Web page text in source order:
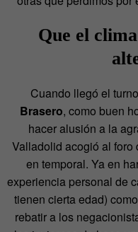
Que el
Cuando llegó el
Brasero, como buen
hacer alusión a la
Valladolid acogió al foro
en temporal. Ya en
experiencia personal de
tienen cierta edad)
rebatir a los